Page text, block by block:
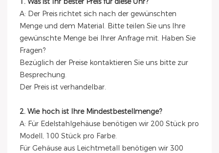
A: Der Preis richtet sich nach der gewünschten
Menge und dem Material. Bitte teilen Sie uns Ihre
gewünschte Menge bei Ihrer Anfrage mit. Haben Sie
Fragen?
Bezüglich der Preise kontaktieren Sie uns bitte zur
Besprechung.
Der Preis ist verhandelbar.
2. Wie hoch ist Ihre Mindestbestellmenge?
A: Für Edelstahlgehäuse benötigen wir 200 Stück pro
Modell, 100 Stück pro Farbe.
Für Gehäuse aus Leichtmetall benötigen wir 300